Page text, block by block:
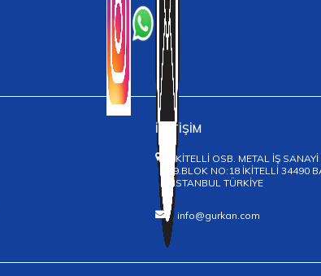
İLETİŞİM
İKİTELLİ OSB. METAL İŞ SANAYİ
9.BLOK NO:18 İKİTELLİ 34490
İSTANBUL TÜRKİYE
info@gurkan.com